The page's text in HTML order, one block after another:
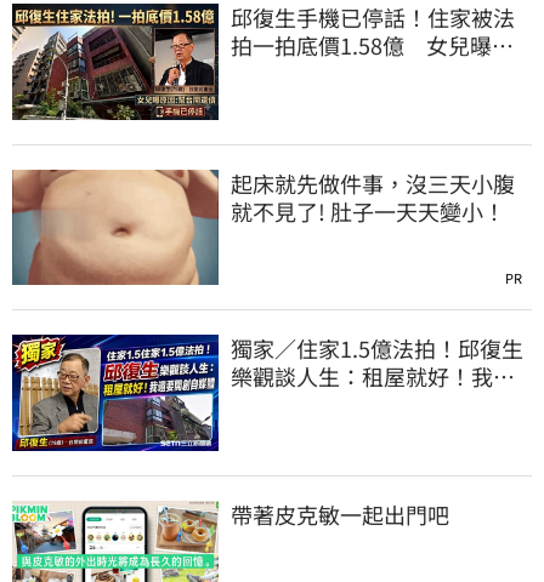
邱復生手機已停話！住家被法
拍一拍底價1.58億 女兒曝原
起床就先做件事，沒三天小腹
就不見了! 肚子一天天變小！
PR
獨家／住家1.5億法拍！邱復生
樂觀談人生：租屋就好！我還
帶著皮克敏一起出門吧